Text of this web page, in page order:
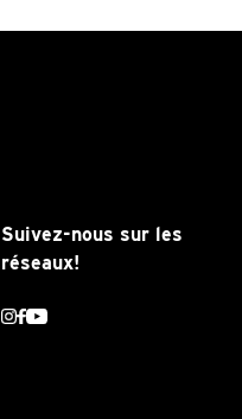
Suivez-nous sur les
réseaux!
Instagram
Facebook
Youtube